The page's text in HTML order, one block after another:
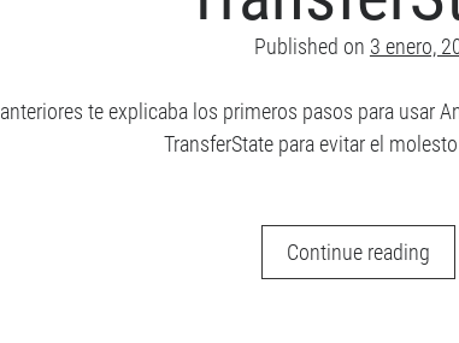
Published on 3 enero,
te explicaba los primeros pasos para usar
TransferState para evitar el
Continue reading
5